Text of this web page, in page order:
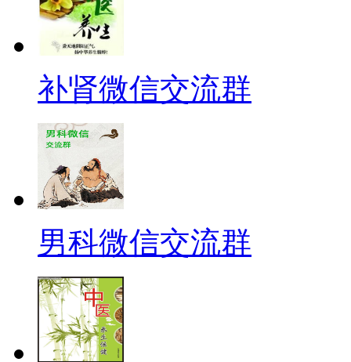
补肾微信交流群
男科微信交流群